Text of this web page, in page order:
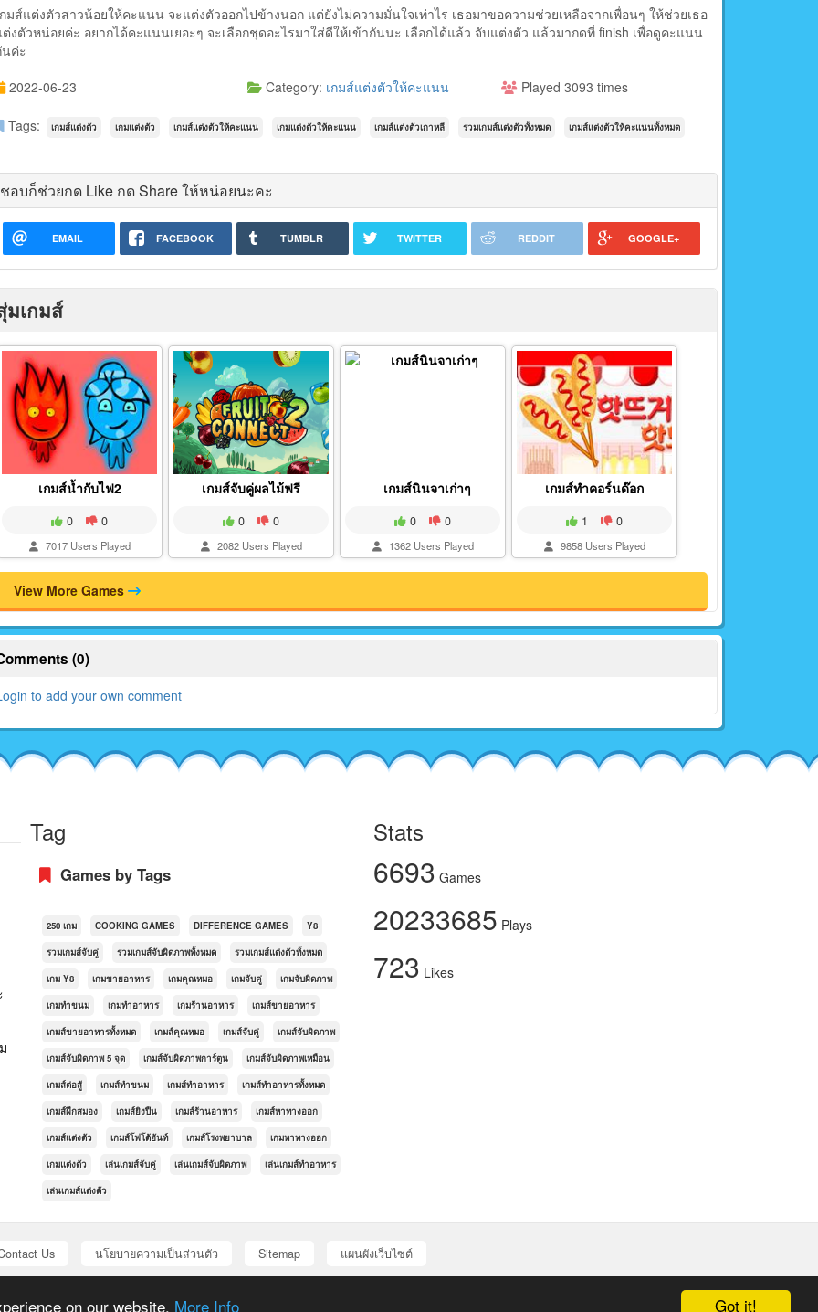
Got it!
on our website. More Info
มส์แต่งตัวสาวน้อยให้คะแนน จะแต่งตัวออกไปข้างนอก แต่ยังไม่ความมั่นใจเท่าไร เธอมาขอความช่วยเหลือจากเพื่อนๆ ให้ช่วยเธอ
งตัวหน่อยค่ะ อยากได้คะแนนเยอะๆ จะเลือกชุดอะไรมาใส่ดีให้เข้ากันนะ เลือกได้แล้ว จับแต่งตัว แล้วมากดที่ finish เพื่อดูคะแนน
ค่ะ
2022-06-23
Category: เกมส์แต่งตัวให้คะแนน Played 3093 times
Tags: เกมส์แต่งตัว เกมแต่งตัว เกมส์แต่งตัวให้คะแนน เกมแต่งตัวให้คะแนน เกมส์แต่งตัวเกาหลี รวมเกมส์แต่งตัวทั้งหมด เกมส์แต่งตัวให้คะแนนทั้งหมด
ชอบก็ช่วยกด Like กด Share ให้หน่อยนะคะ
EMAIL FACEBOOK TUMBLR TWITTER REDDIT GOOGLE+
มเกมส์
เกมส์น้ำกับไฟ2
0 0
7017 Users Played
เกมส์จับคู่ผลไม้ฟรี
0 0
2082 Users Played
เกมส์นินจาเก่าๆ
0 0
1362 Users Played
เกมส์ทำคอร์นด๊อก
1 0
9858 Users Played
View More Games
(0)
to add your own comment
Tag
Games by Tags
250 เกม COOKING GAMES DIFFERENCE GAMES Y8
รวมเกมส์จับคู่ รวมเกมส์จับผิดภาพทั้งหมด รวมเกมส์แต่งตัวทั้งหมด
เกม Y8 เกมขายอาหาร เกมคุณหมอ เกมจับคู่ เกมจับผิดภาพ
เกมทำขนม เกมทำอาหาร เกมร้านอาหาร เกมส์ขายอาหาร
เกมส์ขายอาหารทั้งหมด เกมส์คุณหมอ เกมส์จับคู่ เกมส์จับผิดภาพ
เกมส์จับผิดภาพ 5 จุด เกมส์จับผิดภาพการ์ตูน เกมส์จับผิดภาพเหมือน
เกมส์ต่อสู้ เกมส์ทำขนม เกมส์ทำอาหาร เกมส์ทำอาหารทั้งหมด
เกมส์ฝึกสมอง เกมส์ยิงปืน เกมส์ร้านอาหาร เกมส์หาทางออก
เกมส์แต่งตัว เกมส์โฟโต้ฮันท์ เกมส์โรงพยาบาล เกมหาทางออก
เกมแต่งตัว เล่นเกมส์จับคู่ เล่นเกมส์จับผิดภาพ เล่นเกมส์ทำอาหาร
เล่นเกมส์แต่งตัว
Stats
6693 Games
20233685 Plays
723 Likes
Us นโยบายความเป็นส่วนตัว Sitemap แผนผังเว็บไซต์
games, and other multimedia are copyrighted to their respective owners and authors.